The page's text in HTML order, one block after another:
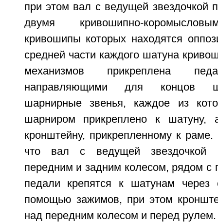
при этом вал с ведущей звездочкой
двумя кривошипно-
кривошипы которых находятся
средней части каждого шатуна
механизмов прикреплена
направляющими для концов
шарнирные звенья, каждое из
шарниром прикреплено к шатуну,
кронштейну, прикрепленному к
что вал с ведущей звездочкой
передним и задним колесом, рядом с
педали крепятся к шатунам через
помощью зажимов, при этом
над передним колесом и перед рулем.